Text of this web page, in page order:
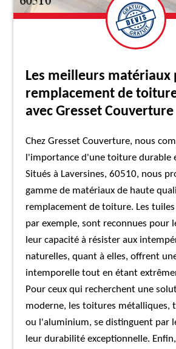
Les meilleurs matériaux
remplacement de
avec Gresset Couverture
Chez Gresset Couverture, nous
l'importance d'une toiture durable
Situés à Laversines, 60510, nous
gamme de matériaux de haute
remplacement de toiture. Les
par exemple, sont reconnues pour
leur capacité à résister aux
naturelles, quant à elles, offrent
intemporelle tout en étant
Pour ceux qui recherchent une
moderne, les toitures métalliques,
ou l'aluminium, se distinguent par
leur durabilité exceptionnelle.